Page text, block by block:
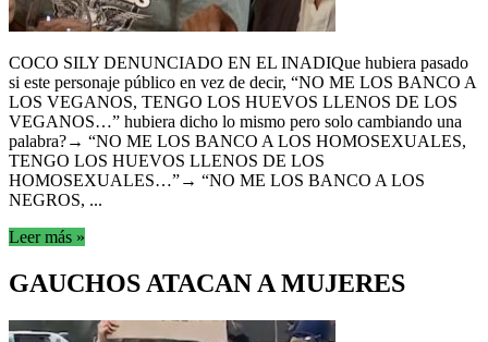
COCO SILY DENUNCIADO EN EL INADIQue hubiera pasado
si este personaje público en vez de decir, “NO ME LOS BANCO A
LOS VEGANOS, TENGO LOS HUEVOS LLENOS DE LOS
VEGANOS…” hubiera dicho lo mismo pero solo cambiando una
palabra?→ “NO ME LOS BANCO A LOS HOMOSEXUALES,
TENGO LOS HUEVOS LLENOS DE LOS
HOMOSEXUALES…”→ “NO ME LOS BANCO A LOS
NEGROS, ...
Leer más »
GAUCHOS ATACAN A MUJERES